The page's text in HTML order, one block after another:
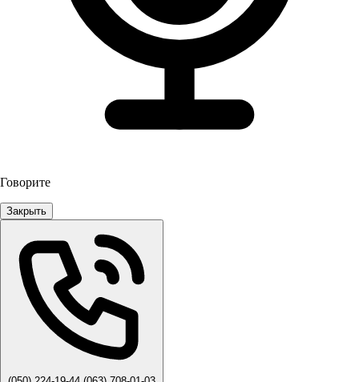
Говорите
Закрыть